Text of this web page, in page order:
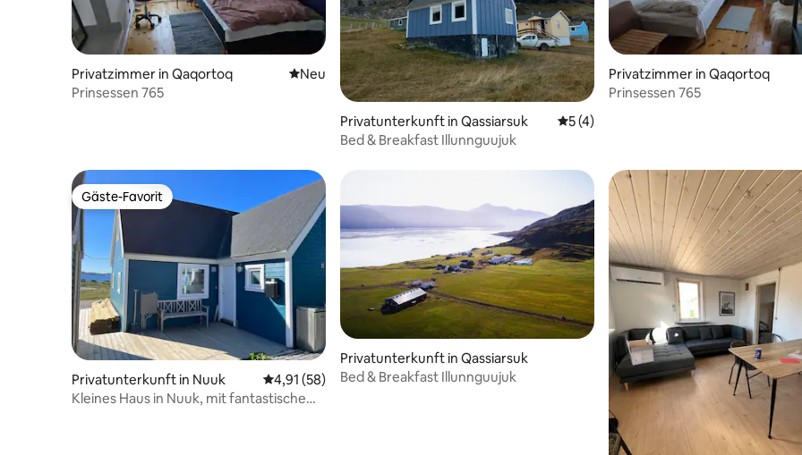
Privatzimmer in Qaqortoq Neue Unterkunft
Neu
Prinsessen 765
Privatunterkunft in Qassiarsuk
Durchschnittliche Bewertung: 5 von 5,
5 (4)
Bed & Breakfast Illunnguujuk
Privatzimmer in Qaqortoq
Prinsessen 765
Gäste-Favorit
Gäste-Favorit
Privatunterkunft in Nuuk Durchschnittliche Bewertung: 4,91 von 5, 58 Bewertungen
4,91 (58)
Kleines Haus in Nuuk, mit fantastischem
Privatunterkunft in Qassiarsuk
Bed & Breakfast Illunnguujuk